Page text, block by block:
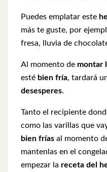
Puedes emplatar este
más te guste, por
fresa, lluvia de
Al momento de montar
esté bien fría, tardará
desesperes.
Tanto el recipiente
como las varillas que
bien frías al momento
mantenlas en el
empezar la receta del